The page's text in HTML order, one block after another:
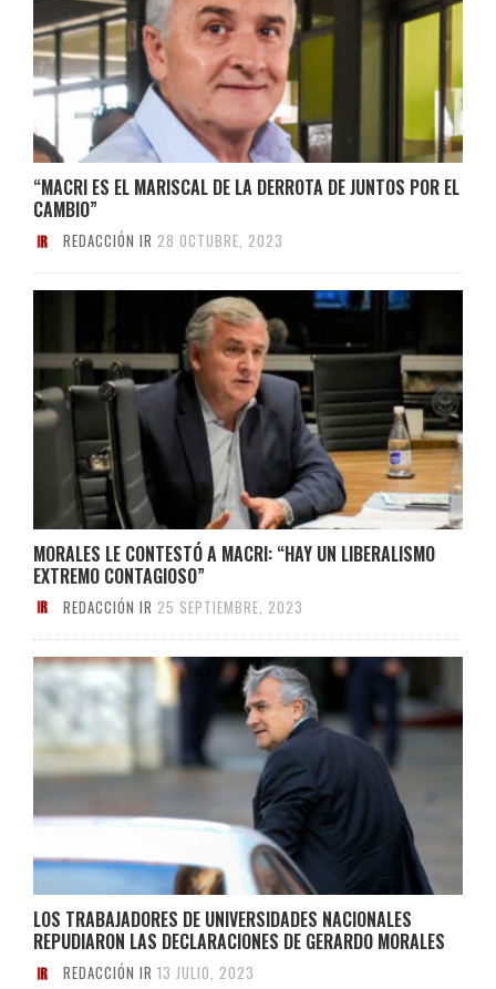
“MACRI ES EL MARISCAL DE LA DERROTA DE JUNTOS POR EL
CAMBIO”
REDACCIÓN IR 28 OCTUBRE, 2023
MORALES LE CONTESTÓ A MACRI: “HAY UN LIBERALISMO
EXTREMO CONTAGIOSO”
REDACCIÓN IR 25 SEPTIEMBRE, 2023
LOS TRABAJADORES DE UNIVERSIDADES NACIONALES
REPUDIARON LAS DECLARACIONES DE GERARDO MORALES
REDACCIÓN IR 13 JULIO, 2023